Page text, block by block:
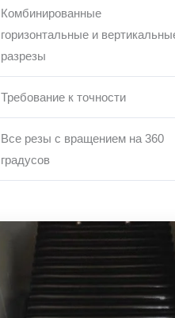
Комбинированные
горизонтальные и
разрезы
Требование к точности
Все резы с вращением на 360
градусов